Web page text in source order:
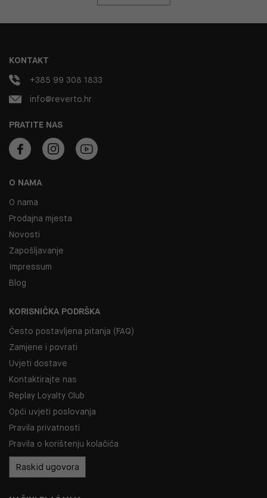
O NAMA
O nama
Prodajna mjesta
Novosti
Zapošljavanje
Impressum
Blog
KORISNIČKA PODRŠKA
Često postavljena pitanja (FAQ)
Zamjene i povrati
Uvjeti dostave
Kontaktirajte nas
Replay Loyalty Club
Opći uvjeti poslovanja
Pravila privatnosti
Pravila o korištenju kolačića
Raskid ugovora
PRATITE NAS
KONTAKT
+385 99 308 1833
info@reverto.hr